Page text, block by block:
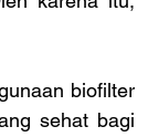
biofilter
sehat bagi